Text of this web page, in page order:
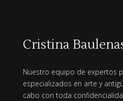
Cristina
Nuestro equipo de expertos
especializados en arte y
cabo con toda